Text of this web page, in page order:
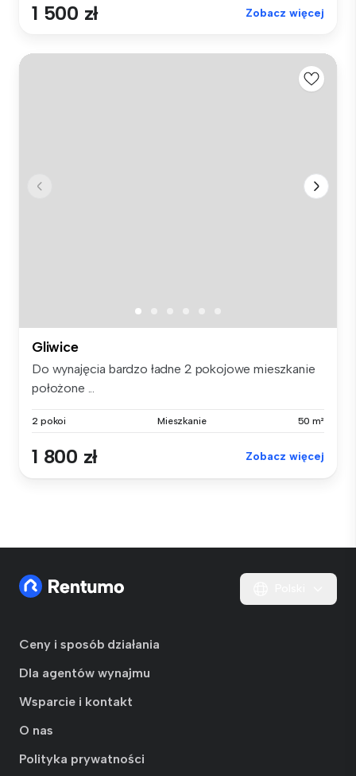
1 500 zł Zobacz więcej
Gliwice
Do wynajęcia bardzo ładne 2 pokojowe mieszkanie
położone ...
2 pokoi Mieszkanie 50 m²
1 800 zł Zobacz więcej
Ceny i sposób działania
Dla agentów wynajmu
Wsparcie i kontakt
O nas
Polityka prywatności